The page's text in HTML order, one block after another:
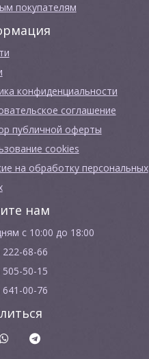
покупателям
конфиденциальности
соглашение
публичной оферты
cookies
на обработку персональных
нам
с 10:00 до 18:00
222-68-66
505-50-15
641-00-76